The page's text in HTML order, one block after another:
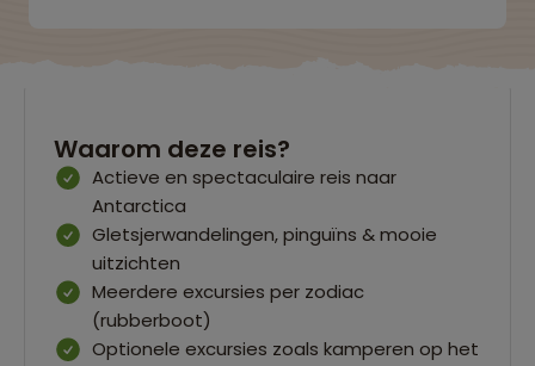
Waarom deze reis?
Actieve en spectaculaire reis naar
Antarctica
Gletsjerwandelingen, pinguïns & mooie
uitzichten
Meerdere excursies per zodiac
(rubberboot)
Optionele excursies zoals kamperen op het